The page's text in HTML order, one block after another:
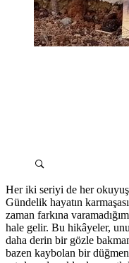
Her iki seriyi de her
Gündelik hayatın
zaman farkına
hale gelir. Bu hikâyeler,
daha derin bir gözle
bazen kaybolan bir